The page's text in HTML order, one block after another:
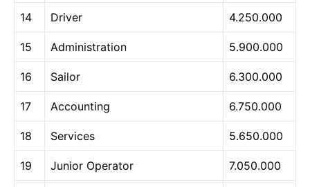
14 Driver 4.250.000
15 Administration 5.900.000
16 Sailor 6.300.000
17 Accounting 6.750.000
18 Services 5.650.000
19 Junior Operator 7.050.000